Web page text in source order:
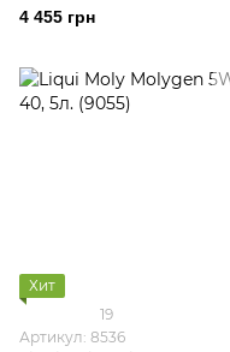
4 455 грн
Хит
19
Артикул: 8536